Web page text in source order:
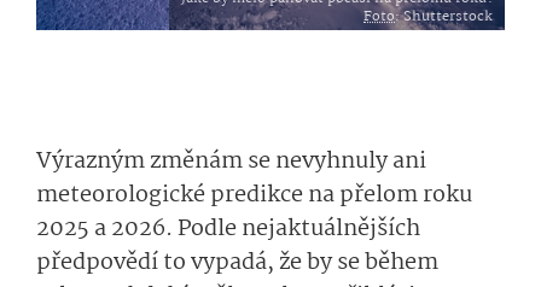
Foto: Shutterstock
Výrazným změnám se nevyhnuly ani
meteorologické predikce na přelom roku
2025 a 2026. Podle nejaktuálnějších
předpovědí to vypadá, že by se během